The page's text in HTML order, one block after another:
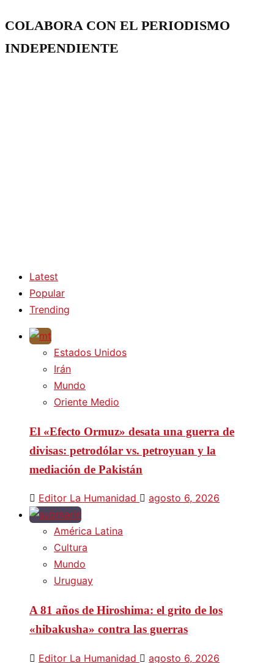
COLABORA CON EL PERIODISMO
INDEPENDIENTE
Latest
Popular
Trending
Estados Unidos
Irán
Mundo
Oriente Medio
El «Efecto Ormuz» desata una guerra de
divisas: petrodólar vs. petroyuan y la
mediación de Pakistán
Editor La Humanidad agosto 6, 2026
América Latina
Cultura
Mundo
Uruguay
A 81 años de Hiroshima: el grito de los
«hibakusha» contra las guerras
Editor La Humanidad agosto 6, 2026